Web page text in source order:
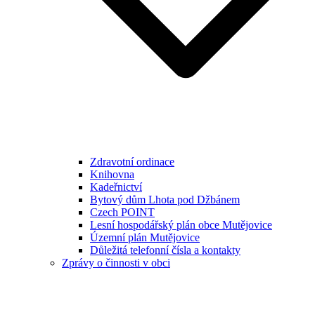
Zdravotní ordinace
Knihovna
Kadeřnictví
Bytový dům Lhota pod Džbánem
Czech POINT
Lesní hospodářský plán obce Mutějovice
Územní plán Mutějovice
Důležitá telefonní čísla a kontakty
Zprávy o činnosti v obci